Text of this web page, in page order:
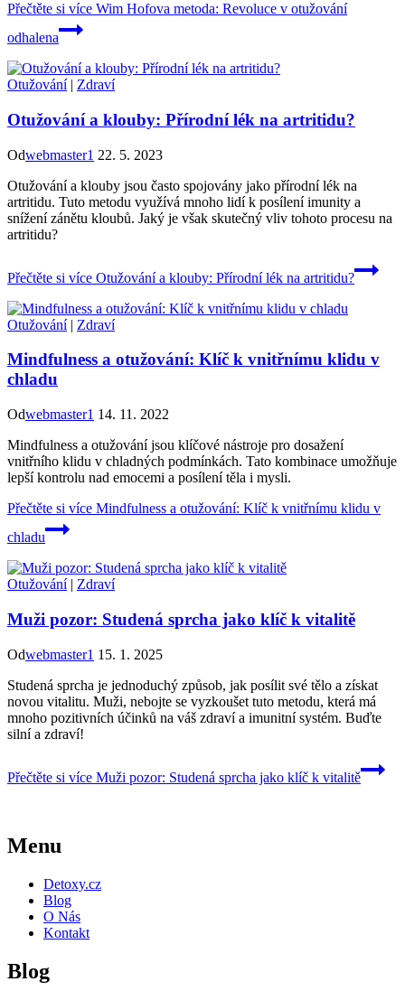
Přečtěte si více Wim Hofova metoda: Revoluce v otužování
odhalena
Otužování| Zdraví
Otužování a klouby: Přírodní lék na artritidu?
Odwebmaster1 22. 5. 2023
Otužování a klouby jsou často spojovány jako přírodní lék na
artritidu. Tuto metodu využívá mnoho lidí k posílení imunity a
snížení zánětu kloubů. Jaký je však skutečný vliv tohoto procesu na
artritidu?
Přečtěte si více Otužování a klouby: Přírodní lék na artritidu?
Otužování| Zdraví
Mindfulness a otužování: Klíč k vnitřnímu klidu v
chladu
Odwebmaster1 14. 11. 2022
Mindfulness a otužování jsou klíčové nástroje pro dosažení
vnitřního klidu v chladných podmínkách. Tato kombinace umožňuje
lepší kontrolu nad emocemi a posílení těla i mysli.
Přečtěte si více Mindfulness a otužování: Klíč k vnitřnímu klidu v
chladu
Otužování| Zdraví
Muži pozor: Studená sprcha jako klíč k vitalitě
Odwebmaster1 15. 1. 2025
Studená sprcha je jednoduchý způsob, jak posílit své tělo a získat
novou vitalitu. Muži, nebojte se vyzkoušet tuto metodu, která má
mnoho pozitivních účinků na váš zdraví a imunitní systém. Buďte
silní a zdraví!
Přečtěte si více Muži pozor: Studená sprcha jako klíč k vitalitě
Menu
Detoxy.cz
Blog
O Nás
Kontakt
Blog